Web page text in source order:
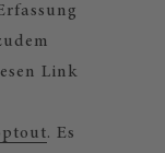
Link
. Es